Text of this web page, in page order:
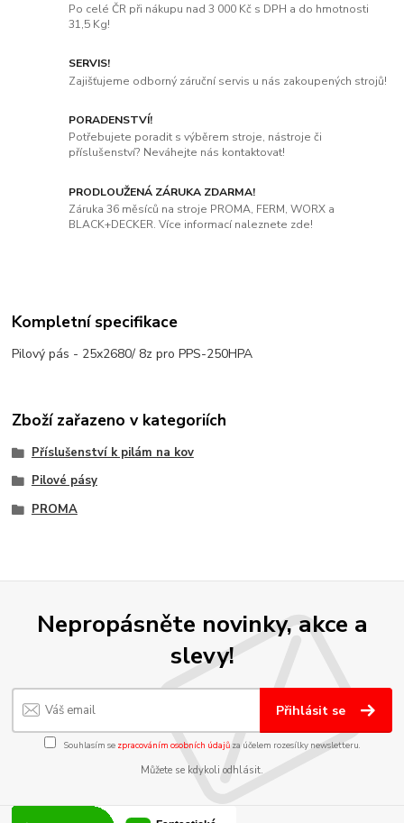
Po celé ČR při nákupu nad 3 000 Kč s DPH a do hmotnosti
31,5 Kg!
SERVIS!
Zajišťujeme odborný záruční servis u nás zakoupených strojů!
PORADENSTVÍ!
Potřebujete poradit s výběrem stroje, nástroje či
příslušenství? Neváhejte nás kontaktovat!
PRODLOUŽENÁ ZÁRUKA ZDARMA!
Záruka 36 měsíců na stroje PROMA, FERM, WORX a
BLACK+DECKER. Více informací naleznete zde!
Kompletní specifikace
Pilový pás - 25x2680/ 8z pro PPS-250HPA
Zboží zařazeno v kategoriích
Příslušenství k pilám na kov
Pilové pásy
PROMA
Nepropásněte novinky, akce a
slevy!
Přihlásit se
Souhlasím se zpracováním osobních údajůza účelem rozesílky newsletteru.
Můžete se kdykoli odhlásit.